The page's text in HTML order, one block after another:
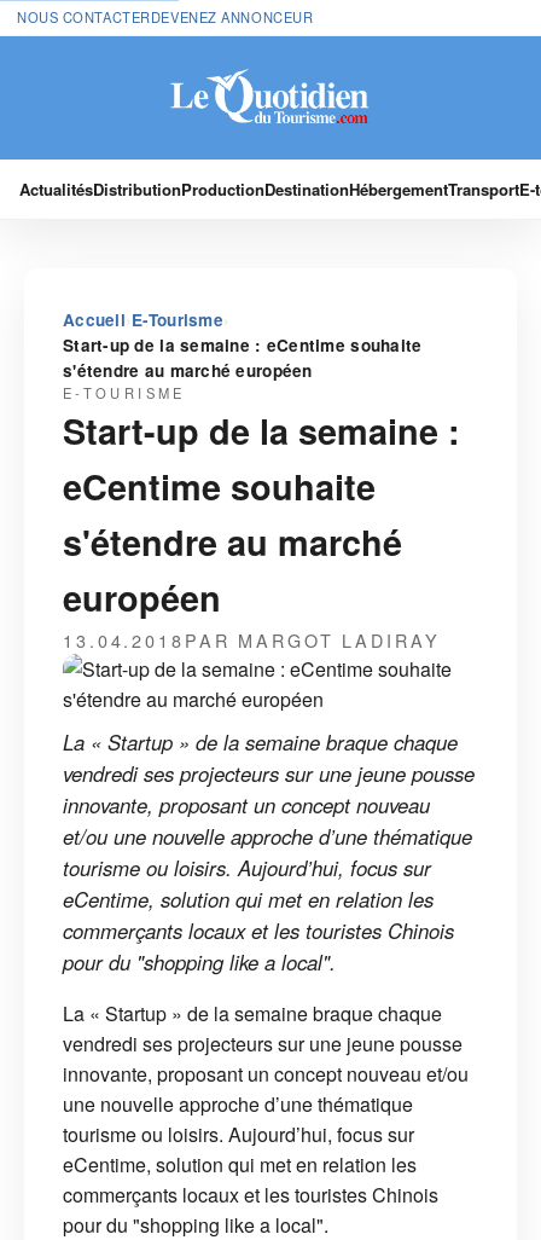
NOUS CONTACTERDEVENEZ ANNONCEUR
ActualitésDistributionProductionDestinationHébergementTransport
Accueil›E-Tourisme›
Start-up de la semaine : eCentime souhaite
s'étendre au marché européen
E-TOURISME
Start-up de la semaine :
eCentime souhaite
s'étendre au marché
européen
13.04.2018PAR MARGOT LADIRAY
La « Startup » de la semaine braque chaque
vendredi ses projecteurs sur une jeune pousse
innovante, proposant un concept nouveau
et/ou une nouvelle approche d’une thématique
tourisme ou loisirs. Aujourd’hui, focus sur
eCentime, solution qui met en relation les
commerçants locaux et les touristes Chinois
pour du "shopping like a local".
La « Startup » de la semaine braque chaque
vendredi ses projecteurs sur une jeune pousse
innovante, proposant un concept nouveau et/ou
une nouvelle approche d’une thématique
tourisme ou loisirs. Aujourd’hui, focus sur
eCentime, solution qui met en relation les
commerçants locaux et les touristes Chinois
pour du "shopping like a local".